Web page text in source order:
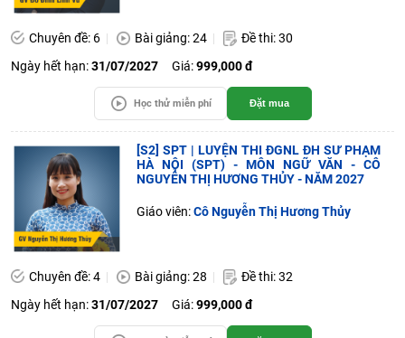
Chuyên đề: 6 Bài giảng: 24
Đề thi: 30
Ngày hết hạn:31/07/2027 Giá:999,000 đ
Học thử miễn phí Đặt mua
[S2] SPT | LUYỆN THI ĐGNL ĐH SƯ PHẠM
HÀ NỘI (SPT) - MÔN NGỮ VĂN - CÔ
NGUYỄN THỊ HƯƠNG THỦY - NĂM 2027
Giáo viên:Cô Nguyễn Thị Hương Thủy
Chuyên đề: 4 Bài giảng: 28
Đề thi: 32
Ngày hết hạn:31/07/2027 Giá:999,000 đ